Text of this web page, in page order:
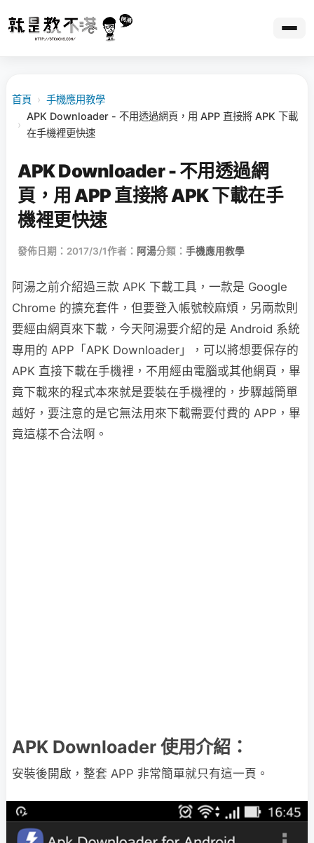
首頁 › 手機應用教學
›
APK Downloader - 不用透過網頁，用 APP 直接將 APK 下載
在手機裡更快速
APK Downloader - 不用透過網
頁，用 APP 直接將 APK 下載在手
機裡更快速
發佈日期：2017/3/1作者： 阿湯分類： 手機應用教學
阿湯之前介紹過三款 APK 下載工具，一款是 Google
Chrome 的擴充套件，但要登入帳號較麻煩，另兩款則
要經由網頁來下載，今天阿湯要介紹的是 Android 系統
專用的 APP「APK Downloader」，可以將想要保存的
APK 直接下載在手機裡，不用經由電腦或其他網頁，畢
竟下載來的程式本來就是要裝在手機裡的，步驟越簡單
越好，要注意的是它無法用來下載需要付費的 APP，畢
竟這樣不合法啊。
APK Downloader 使用介紹：
安裝後開啟，整套 APP 非常簡單就只有這一頁。